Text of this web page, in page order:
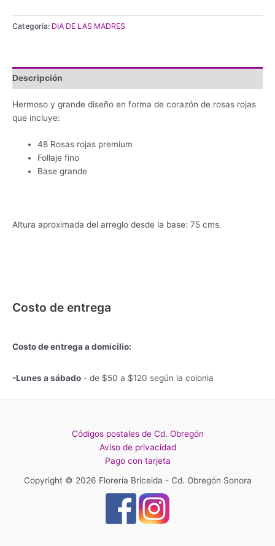
Categoría: DIA DE LAS MADRES
Descripción
Hermoso y grande diseño en forma de corazón de rosas rojas
que incluye:
48 Rosas rojas premium
Follaje fino
Base grande
Altura aproximada del arreglo desde la base: 75 cms.
Costo de entrega
Costo de entrega a domicilio:
-Lunes a sábado - de $50 a $120 según la colonia
Códigos postales de Cd. Obregón
Aviso de privacidad
Pago con tarjeta
Copyright © 2026 Florería Briceida - Cd. Obregón Sonora